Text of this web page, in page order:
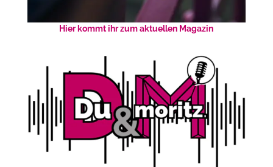
Hier kommt ihr zum aktuellen Magazin